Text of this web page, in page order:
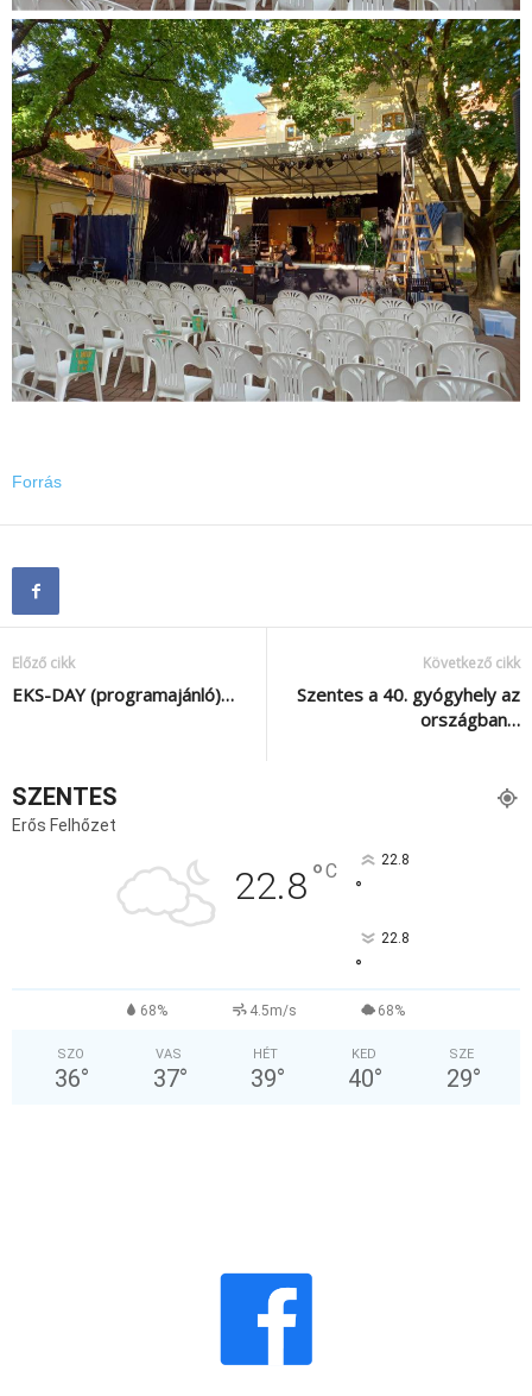
Forrás
Előző cikk
EKS-DAY (programajánló)…
Következő cikk
Szentes a 40. gyógyhely az
országban…
SZENTES
Erős Felhőzet
22.8°C 22.8
°
22.8
°
68% 4.5m/s 68%
SZO
36°
VAS
37°
HÉT
39°
KED
40°
SZE
29°